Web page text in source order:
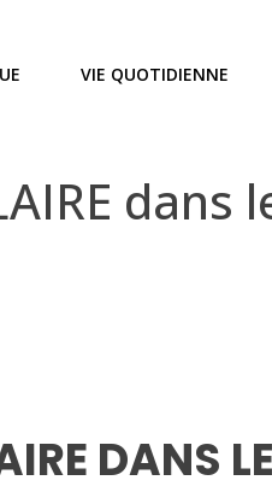
VIE QUOTIDIENNE
DANS